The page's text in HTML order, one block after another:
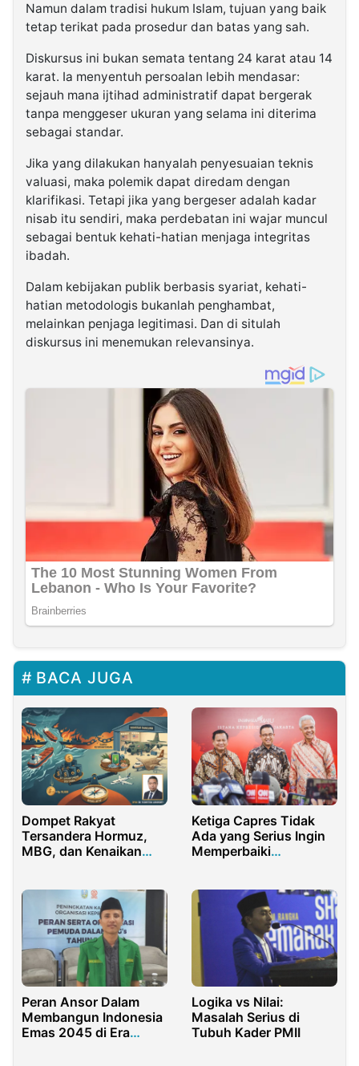
Namun dalam tradisi hukum Islam, tujuan yang baik
tetap terikat pada prosedur dan batas yang sah.
Diskursus ini bukan semata tentang 24 karat atau 14
karat. Ia menyentuh persoalan lebih mendasar:
sejauh mana ijtihad administratif dapat bergerak
tanpa menggeser ukuran yang selama ini diterima
sebagai standar.
Jika yang dilakukan hanyalah penyesuaian teknis
valuasi, maka polemik dapat diredam dengan
klarifikasi. Tetapi jika yang bergeser adalah kadar
nisab itu sendiri, maka perdebatan ini wajar muncul
sebagai bentuk kehati-hatian menjaga integritas
ibadah.
Dalam kebijakan publik berbasis syariat, kehati-
hatian metodologis bukanlah penghambat,
melainkan penjaga legitimasi. Dan di situlah
diskursus ini menemukan relevansinya.
BACA JUGA
Dompet Rakyat
Tersandera Hormuz,
MBG, dan Kenaikan
Ketiga Capres Tidak
Ada yang Serius Ingin
Memperbaiki
Peran Ansor Dalam
Membangun Indonesia
Emas 2045 di Era
Logika vs Nilai:
Masalah Serius di
Tubuh Kader PMII